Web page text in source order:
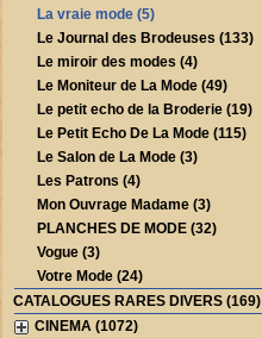
La vraie mode (5)
Le Journal des Brodeuses (133)
Le miroir des modes (4)
Le Moniteur de La Mode (49)
Le petit echo de la Broderie (19)
Le Petit Echo De La Mode (115)
Le Salon de La Mode (3)
Les Patrons (4)
Mon Ouvrage Madame (3)
PLANCHES DE MODE (32)
Vogue (3)
Votre Mode (24)
CATALOGUES RARES DIVERS (169)
CINEMA (1072)